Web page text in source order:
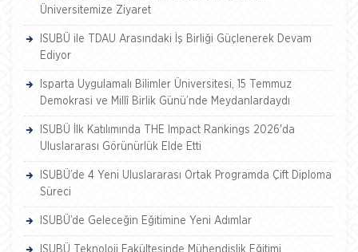
Üniversitemize Ziyaret
ISUBÜ ile TDAU Arasındaki İş Birliği Güçlenerek Devam
Ediyor
Isparta Uygulamalı Bilimler Üniversitesi, 15 Temmuz
Demokrasi ve Millî Birlik Günü’nde Meydanlardaydı
ISUBÜ İlk Katılımında THE Impact Rankings 2026'da
Uluslararası Görünürlük Elde Etti
ISUBÜ’de 4 Yeni Uluslararası Ortak Programda Çift Diploma
Süreci
ISUBÜ’de Geleceğin Eğitimine Yeni Adımlar
ISUBÜ Teknoloji Fakültesinde Mühendislik Eğitimi